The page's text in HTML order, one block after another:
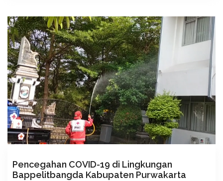
Pencegahan COVID-19 di Lingkungan
Bappelitbangda Kabupaten Purwakarta